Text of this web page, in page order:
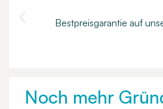
Bestpreisgarantie auf
Noch mehr